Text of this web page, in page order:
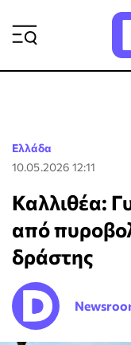
Ελλάδα
10.05.2026 12:11
Καλλιθέα:
από
δράστης